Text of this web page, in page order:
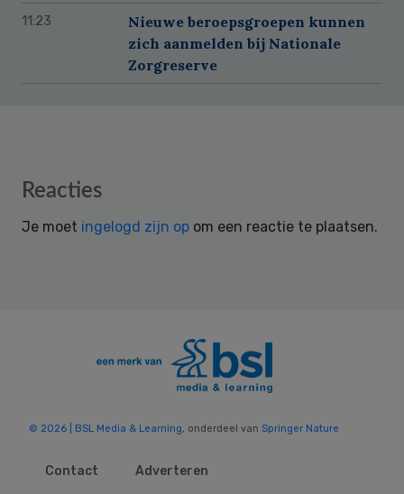
11:23
Nieuwe beroepsgroepen kunnen
zich aanmelden bij Nationale
Zorgreserve
Reader
Reacties
Je moet ingelogd zijn op om een reactie te plaatsen.
© 2026 | BSL Media & Learning, onderdeel van Springer Nature
Contact
Adverteren